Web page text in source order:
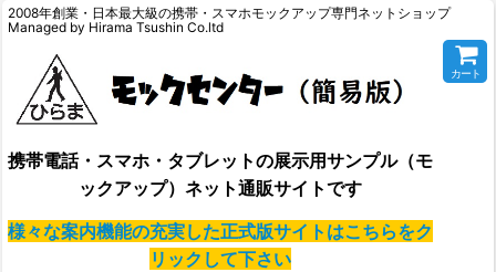
2008年創業・日本最大級の携帯・スマホモックアップ専門ネットショップ
Managed by Hirama Tsushin Co.ltd
携帯電話・スマホ・タブレットの展示用サンプル（モ
ックアップ）ネット通販サイトです
様々な案内機能の充実した正式版サイトはこちらをク
リックして下さい
カート